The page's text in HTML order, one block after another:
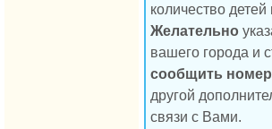
количество детей
Желательно
вашего города и
сообщить
другой
связи с Вами.